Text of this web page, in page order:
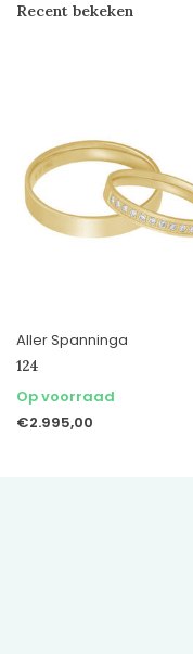
Recent bekeken
Aller Spanninga
124
Op voorraad
€2.995,00